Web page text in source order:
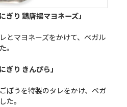
ぎり 鶏唐揚マヨネーズ」
とマヨネーズをかけて、ベガル
。
ぎり きんぴら」
ぼうを特製のタレをかけ、ベガ
た。